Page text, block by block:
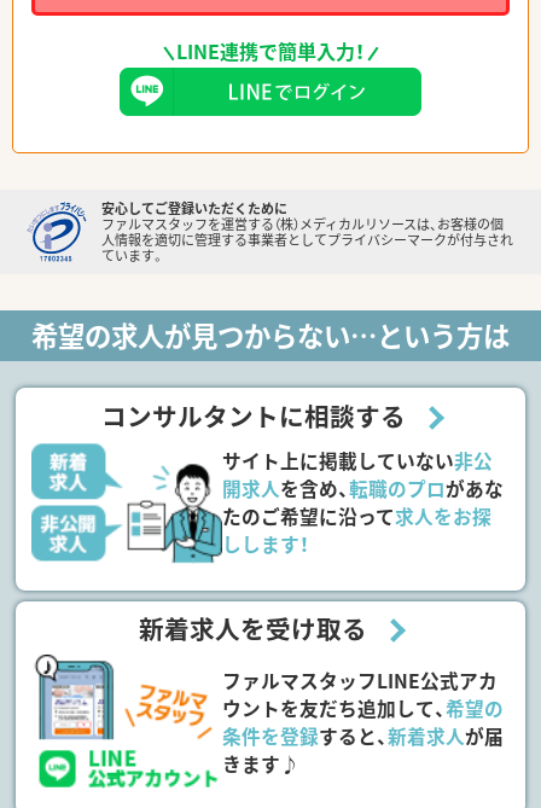
LINE連携で簡単入力！
安心してご登録いただくために
ファルマスタッフを運営する（株）メディカルリソースは、お客様の個
人情報を適切に管理する事業者としてプライバシーマークが付与され
ています。
希望の求人が見つからない…という方は
コンサルタントに相談する
サイト上に掲載していない非公
開求人を含め、転職のプロがあな
たのご希望に沿って求人をお探
しします！
新着求人を受け取る
ファルマスタッフLINE公式アカ
ウントを友だち追加して、希望の
条件を登録すると、新着求人が届
きます♪